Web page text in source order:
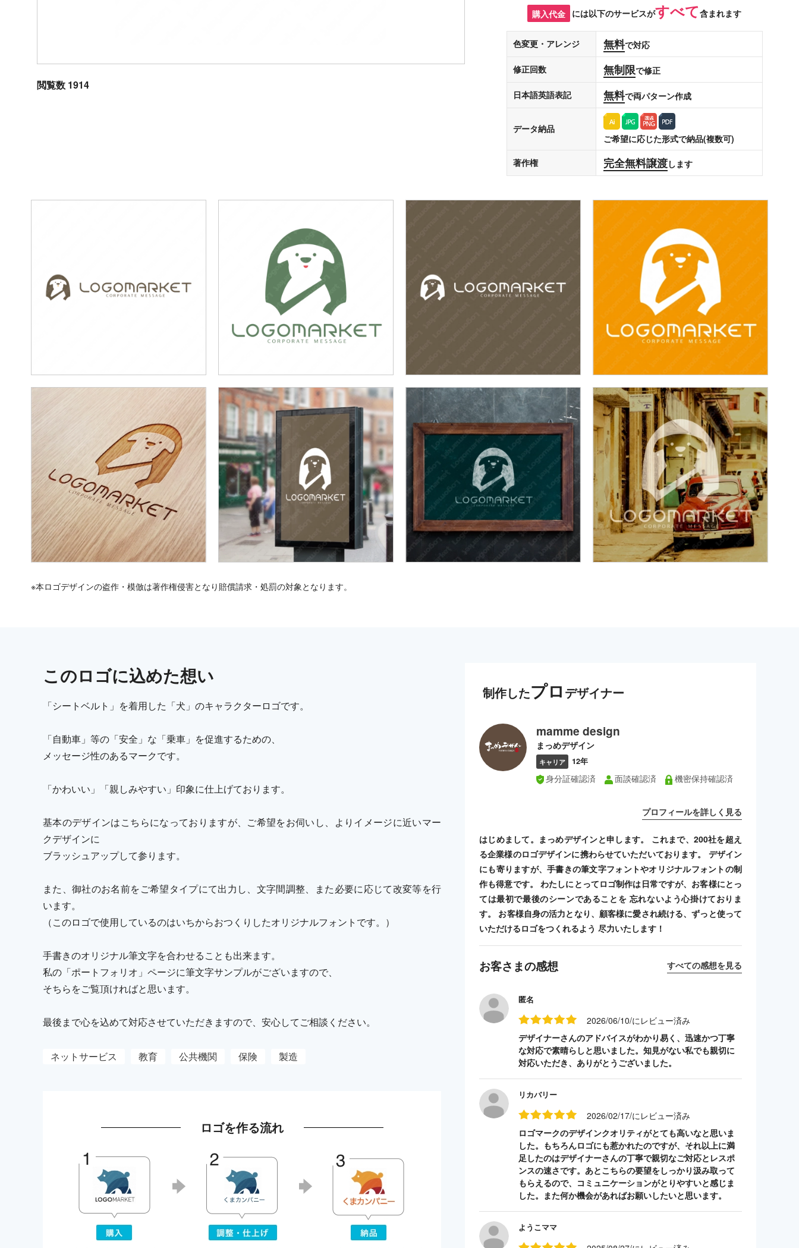
閲覧数 1914
購入代金 には以下のサービスがすべて含まれます
色変更・アレンジ 無料で対応
修正回数 無制限で修正
日本語英語表記 無料で両パターン作成
データ納品
ご希望に応じた形式で納品(複数可)
著作権
完全無料譲渡します
※本ロゴデザインの盗作・模倣は著作権侵害となり賠償請求・処罰の対象となります。
このロゴに込めた想い
「シートベルト」を着用した「犬」のキャラクターロゴです。
「自動車」等の「安全」な「乗車」を促進するための、
メッセージ性のあるマークです。
「かわいい」「親しみやすい」印象に仕上げております。
基本のデザインはこちらになっておりますが、ご希望をお伺いし、よりイメージに近いマー
クデザインに
ブラッシュアップして参ります。
また、御社のお名前をご希望タイプにて出力し、文字間調整、また必要に応じて改変等を行
います。
（このロゴで使用しているのはいちからおつくりしたオリジナルフォントです。）
手書きのオリジナル筆文字を合わせることも出来ます。
私の「ポートフォリオ」ページに筆文字サンプルがございますので、
そちらをご覧頂ければと思います。
最後まで心を込めて対応させていただきますので、安心してご相談ください。
ネットサービス 教育 公共機関 保険 製造
ロゴを作る流れ
制作したプロ デザイナー
mamme design
まっめデザイン
キャリア 12年
身分証確認済 面談確認済 機密保持確認済
プロフィールを詳しく見る
はじめまして。まっめデザインと申します。 これまで、200社を超え
る企業様のロゴデザインに携わらせていただいております。 デザイン
にも寄りますが、手書きの筆文字フォントやオリジナルフォントの制
作も得意です。 わたしにとってロゴ制作は日常ですが、お客様にとっ
ては最初で最後のシーンであることを 忘れないよう心掛けておりま
す。 お客様自身の活力となり、顧客様に愛され続ける、ずっと使って
いただけるロゴをつくれるよう 尽力いたします！
お客さまの感想 すべての感想を見る
匿名
2026/06/10/にレビュー済み
デザイナーさんのアドバイスがわかり易く、迅速かつ丁寧
な対応で素晴らしと思いました。知見がない私でも親切に
対応いただき、ありがとうございました。
リカバリー
2026/02/17/にレビュー済み
ロゴマークのデザインクオリティがとても高いなと思いま
した。もちろんロゴにも惹かれたのですが、それ以上に満
足したのはデザイナーさんの丁寧で親切なご対応とレスポ
ンスの速さです。あとこちらの要望をしっかり汲み取って
もらえるので、コミュニケーションがとりやすいと感じま
した。また何か機会があればお願いしたいと思います。
ようこママ